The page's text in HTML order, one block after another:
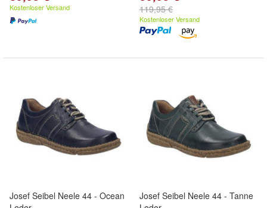
Kostenloser Versand 119,95 €
Kostenloser Versand
Josef Seibel Neele 44 - Ocean
Josef Seibel Neele 44 - Tanne